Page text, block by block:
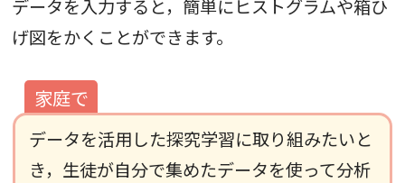
データを入力すると，簡単にヒストグラムや箱ひ
げ図をかくことができます。
データを活用した探究学習に取り組みたいと
き，生徒が自分で集めたデータを使って分析